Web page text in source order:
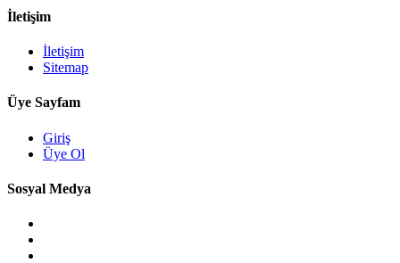
İletişim
İletişim
Sitemap
Üye Sayfam
Giriş
Üye Ol
Sosyal Medya